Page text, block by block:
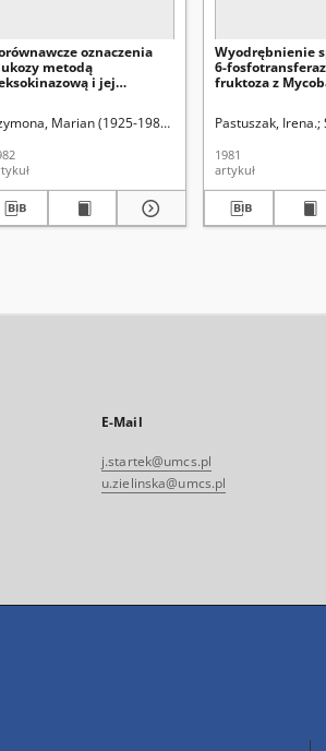
1983). Szymona, Marian (1925-1983).
oznaczenia
metodą
i jej
Marian (1925-1983).
Berliński, Tadeusz
Wyodrębnienie
6-
fruktoza z
Pastuszak, Irena.
1981
artykuł
E-Mail
j.startek@umcs.pl
u.zielinska@umcs.pl